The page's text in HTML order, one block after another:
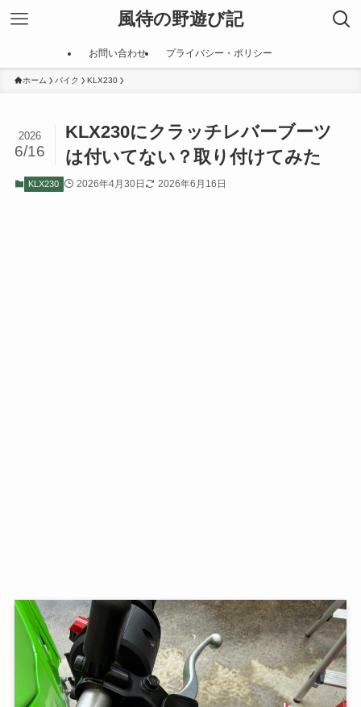
風待の野遊び記
お問い合わせ プライバシー・ポリシー
ホーム バイク KLX230
KLX230にクラッチレバーブーツ
は付いてない？取り付けてみた
2026
6/16
KLX230 2026年4月30日 2026年6月16日